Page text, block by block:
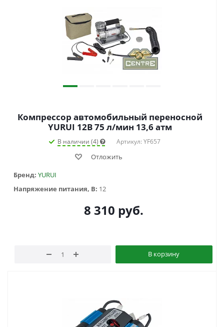
Компрессор автомобильный переносной
YURUI 12В 75 л/мин 13,6 атм
В наличии (4) Артикул: YF657
Отложить
Бренд: YURUI
Напряжение питания, В: 12
8 310 руб.
В корзину